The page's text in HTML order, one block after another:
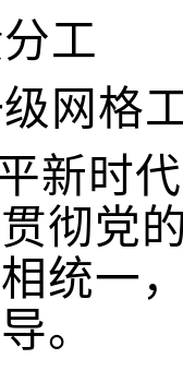
工
级网格
新时
彻党
统一
。